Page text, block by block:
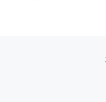
Navegación de